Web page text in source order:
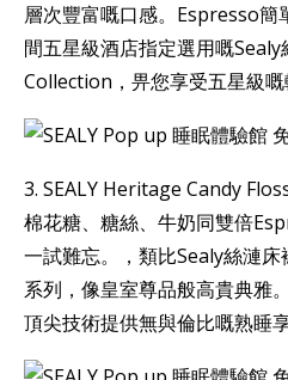
層次豐富嘅口感。Espresso簡
間五星級酒店指定選用嘅
Collection，畀您享受五星級嘅
3. SEALY Heritage Candy
棉花糖、糖絲、牛奶同雙倍
一試難忘。，類比Sealy絲漣
系列，像皇室尊品般高貴典雅
頂尖技術提供無與倫比嘅熟睡享